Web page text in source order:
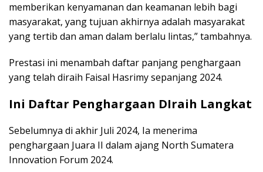
memberikan kenyamanan dan keamanan lebih bagi
masyarakat, yang tujuan akhirnya adalah masyarakat
yang tertib dan aman dalam berlalu lintas,” tambahnya.
Prestasi ini menambah daftar panjang penghargaan
yang telah diraih Faisal Hasrimy sepanjang 2024.
Ini Daftar Penghargaan DIraih Langkat
Sebelumnya di akhir Juli 2024, Ia menerima
penghargaan Juara II dalam ajang North Sumatera
Innovation Forum 2024.